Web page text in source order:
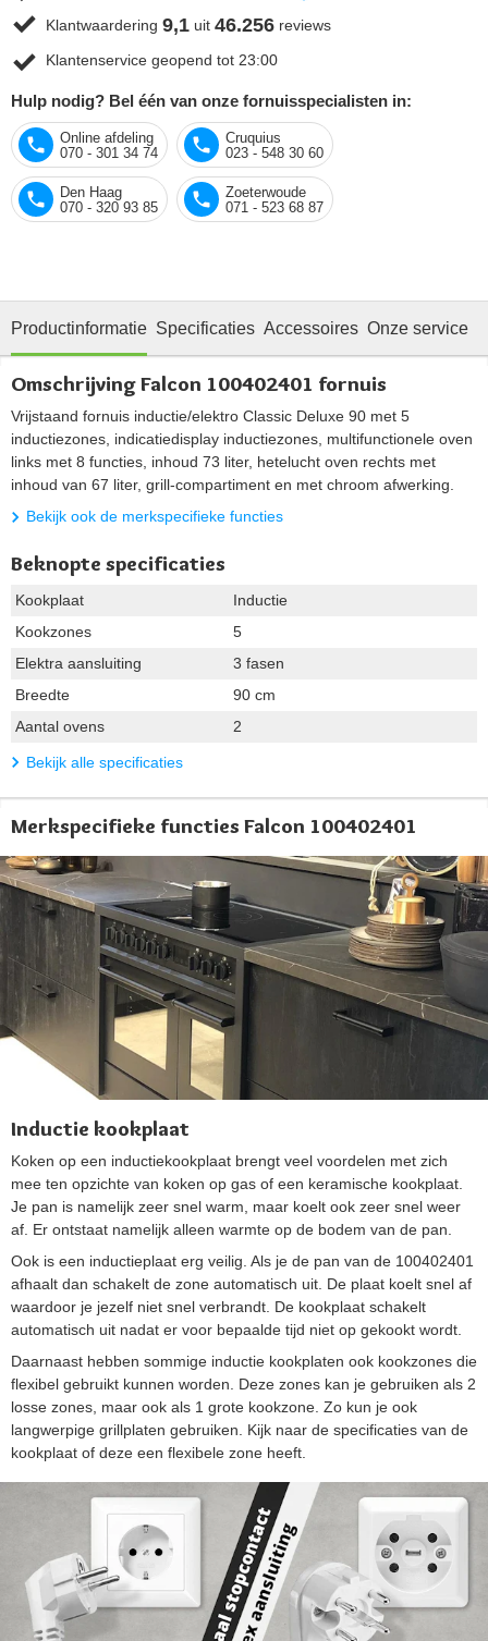
Klantwaardering 9,1 uit 46.256 reviews
Klantenservice geopend tot 23:00
Hulp nodig? Bel één van onze fornuisspecialisten in:
Online afdeling
070 - 301 34 74
Cruquius
023 - 548 30 60
Den Haag
070 - 320 93 85
Zoeterwoude
071 - 523 68 87
Productinformatie Specificaties Accessoires Onze service
Omschrijving Falcon 100402401 fornuis
Vrijstaand fornuis inductie/elektro Classic Deluxe 90 met 5
inductiezones, indicatiedisplay inductiezones, multifunctionele oven
links met 8 functies, inhoud 73 liter, hetelucht oven rechts met
inhoud van 67 liter, grill-compartiment en met chroom afwerking.
Bekijk ook de merkspecifieke functies
Beknopte specificaties
Kookplaat
Inductie
Kookzones
5
Elektra aansluiting
3 fasen
Breedte
90 cm
Aantal ovens
2
Bekijk alle specificaties
Merkspecifieke functies Falcon 100402401
Inductie kookplaat
Koken op een inductiekookplaat brengt veel voordelen met zich
mee ten opzichte van koken op gas of een keramische kookplaat.
Je pan is namelijk zeer snel warm, maar koelt ook zeer snel weer
af. Er ontstaat namelijk alleen warmte op de bodem van de pan.
Ook is een inductieplaat erg veilig. Als je de pan van de 100402401
afhaalt dan schakelt de zone automatisch uit. De plaat koelt snel af
waardoor je jezelf niet snel verbrandt. De kookplaat schakelt
automatisch uit nadat er voor bepaalde tijd niet op gekookt wordt.
Daarnaast hebben sommige inductie kookplaten ook kookzones die
flexibel gebruikt kunnen worden. Deze zones kan je gebruiken als 2
losse zones, maar ook als 1 grote kookzone. Zo kun je ook
langwerpige grillplaten gebruiken. Kijk naar de specificaties van de
kookplaat of deze een flexibele zone heeft.